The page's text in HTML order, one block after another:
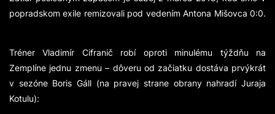
popradskom exile remizovali pod vedením Antona Mišovca 0:0.
Tréner Vladimír Cifranič robí oproti minulému týždňu na
Zemplíne jednu zmenu – dôveru od začiatku dostáva prvýkrát
v sezóne Boris Gáll (na pravej strane obrany nahradí Juraja
Kotulu):